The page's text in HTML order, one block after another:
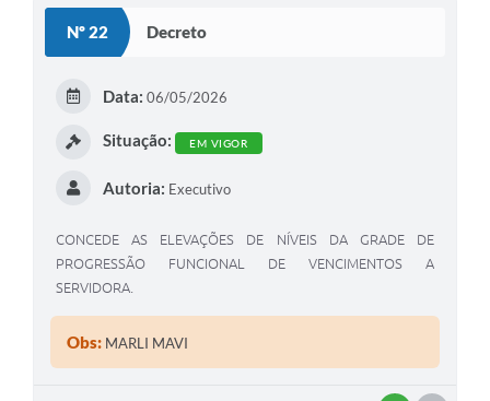
Nº 22 Decreto
Data: 06/05/2026
Situação: EM VIGOR
Autoria: Executivo
CONCEDE AS ELEVAÇÕES DE NÍVEIS DA GRADE DE
PROGRESSÃO FUNCIONAL DE VENCIMENTOS A
SERVIDORA.
Obs: MARLI MAVI